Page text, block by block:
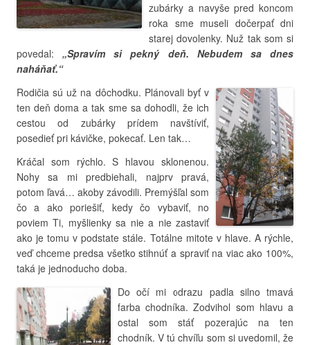
zubárky a navyše pred koncom
roka sme museli dočerpať dni
starej dovolenky. Nuž tak som si
povedal:„Spravím si pekný deň. Nebudem sa dnes
naháňať.“
Rodičia sú už na dôchodku. Plánovali byť v
ten deň doma a tak sme sa dohodli, že ich
cestou od zubárky prídem navštíviť,
posedieť pri kávičke, pokecať. Len tak…
Kráčal som rýchlo. S hlavou sklonenou.
Nohy sa mi predbiehali, najprv pravá,
potom ľavá… akoby závodili. Premýšľal som
čo a ako poriešiť, kedy čo vybaviť, no
poviem Ti, myšlienky sa nie a nie zastaviť
ako je tomu v podstate stále. Totálne mitote v hlave. A rýchle,
veď chceme predsa všetko stihnúť a spraviť na viac ako 100%,
taká je jednoducho doba.
Do očí mi odrazu padla silno tmavá
farba chodníka. Zodvihol som hlavu a
ostal som stáť pozerajúc na ten
chodník. V tú chvíľu som si uvedomil, že